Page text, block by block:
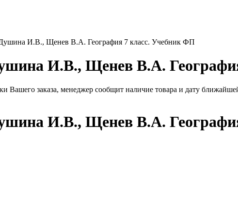
И.В., Щенев В.А. География 7 класс. Учебник ФП
И.В., Щенев В.А.
Вашего заказа, менеджер сообщит наличие товара и дату
И.В., Щенев В.А.